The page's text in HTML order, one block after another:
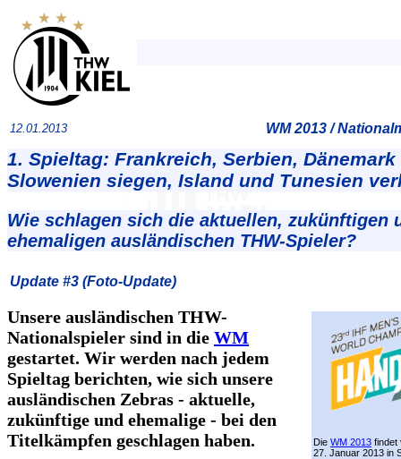
12.01.2013 WM 2013 /
1. Spieltag: Frankreich, Serbien, Dänemark
Slowenien siegen, Island und Tunesien
Wie schlagen sich die aktuellen, zukünftigen
ehemaligen ausländischen THW-Spieler?
Update #3 (Foto-Update)
Die WM 2013 findet
27. Januar 2013 in
Unsere ausländischen THW-
Nationalspieler sind in die WM
gestartet. Wir werden nach jedem
Spieltag berichten, wie sich unsere
ausländischen Zebras - aktuelle,
zukünftige und ehemalige - bei den
Titelkämpfen geschlagen haben.